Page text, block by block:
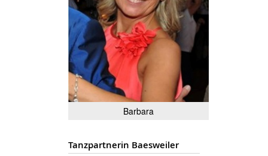
Barbara
Tanzpartnerin Baesweiler